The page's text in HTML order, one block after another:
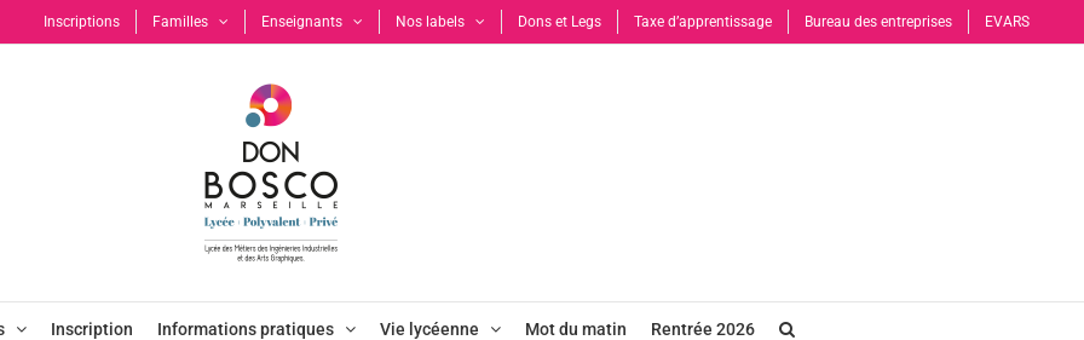
Inscriptions Familles Enseignants Nos labels Dons et Legs Taxe d’apprentissage Bureau des entreprises EVARS
Inscription Informations pratiques Vie lycéenne Mot du matin Rentrée 2026